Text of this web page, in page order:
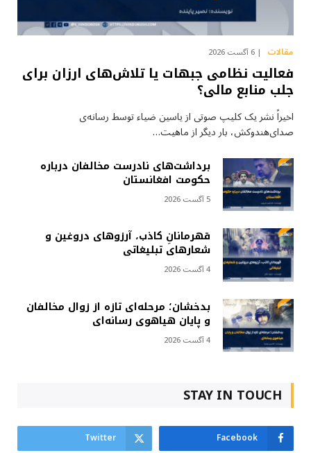
مقالات 6 آگست 2026
فعالیت نظامی جبهات یا تلاش‌های ارزان برای
جلب منابع مالی؟
اخیراً نشر یک کلیپ صوتی از یاسین ضیاء توسط رسانه‌ی
صدای‌هندوکش، بار دیگر از ماهیت…
برداشت‌های نادرست مخالفان درباره
حکومت افغانستان
5 آگست 2026
قهرمانانِ کاذب، آرزوهای دروغین و
شعارهای تبلیغاتی
4 آگست 2026
بدخشان؛ مرحله‌ای تازه از زوال مخالفان
و پایان هیاهوی رسانه‌ای
4 آگست 2026
STAY IN TOUCH
Facebook
Twitter